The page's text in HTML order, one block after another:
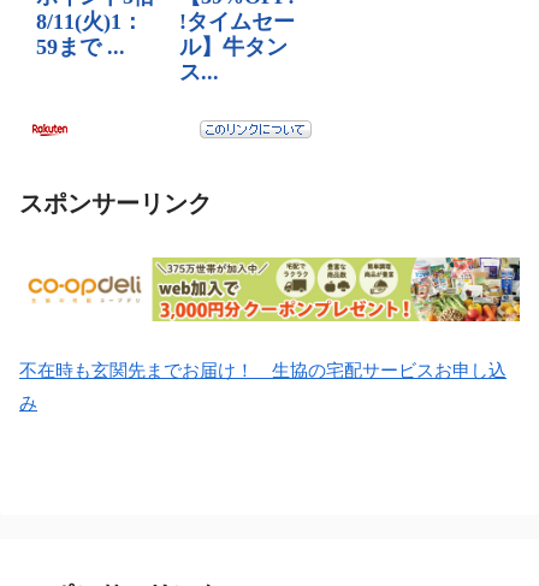
スポンサーリンク
不在時も玄関先までお届け！ 生協の宅配サービスお申し込
み